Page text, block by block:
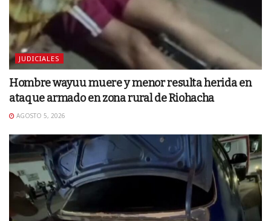
JUDICIALES
Hombre wayuu muere y menor resulta herida en
ataque armado en zona rural de Riohacha
AGOSTO 5, 2026